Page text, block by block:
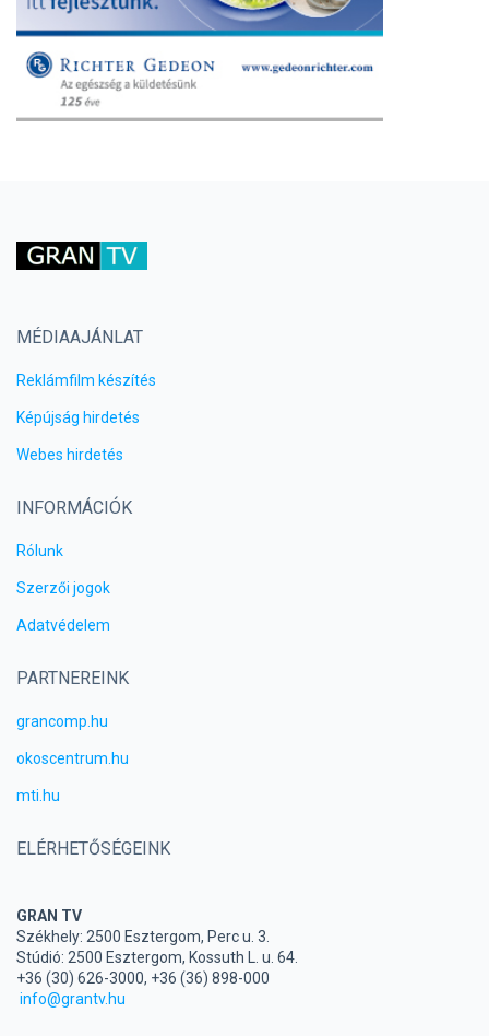
MÉDIAAJÁNLAT
Reklámfilm készítés
Képújság hirdetés
Webes hirdetés
INFORMÁCIÓK
Rólunk
Szerzői jogok
Adatvédelem
PARTNEREINK
grancomp.hu
okoscentrum.hu
mti.hu
ELÉRHETŐSÉGEINK
GRAN TV
Székhely: 2500 Esztergom, Perc u. 3.
Stúdió: 2500 Esztergom, Kossuth L. u. 64.
+36 (30) 626-3000, +36 (36) 898-000
info@grantv.hu